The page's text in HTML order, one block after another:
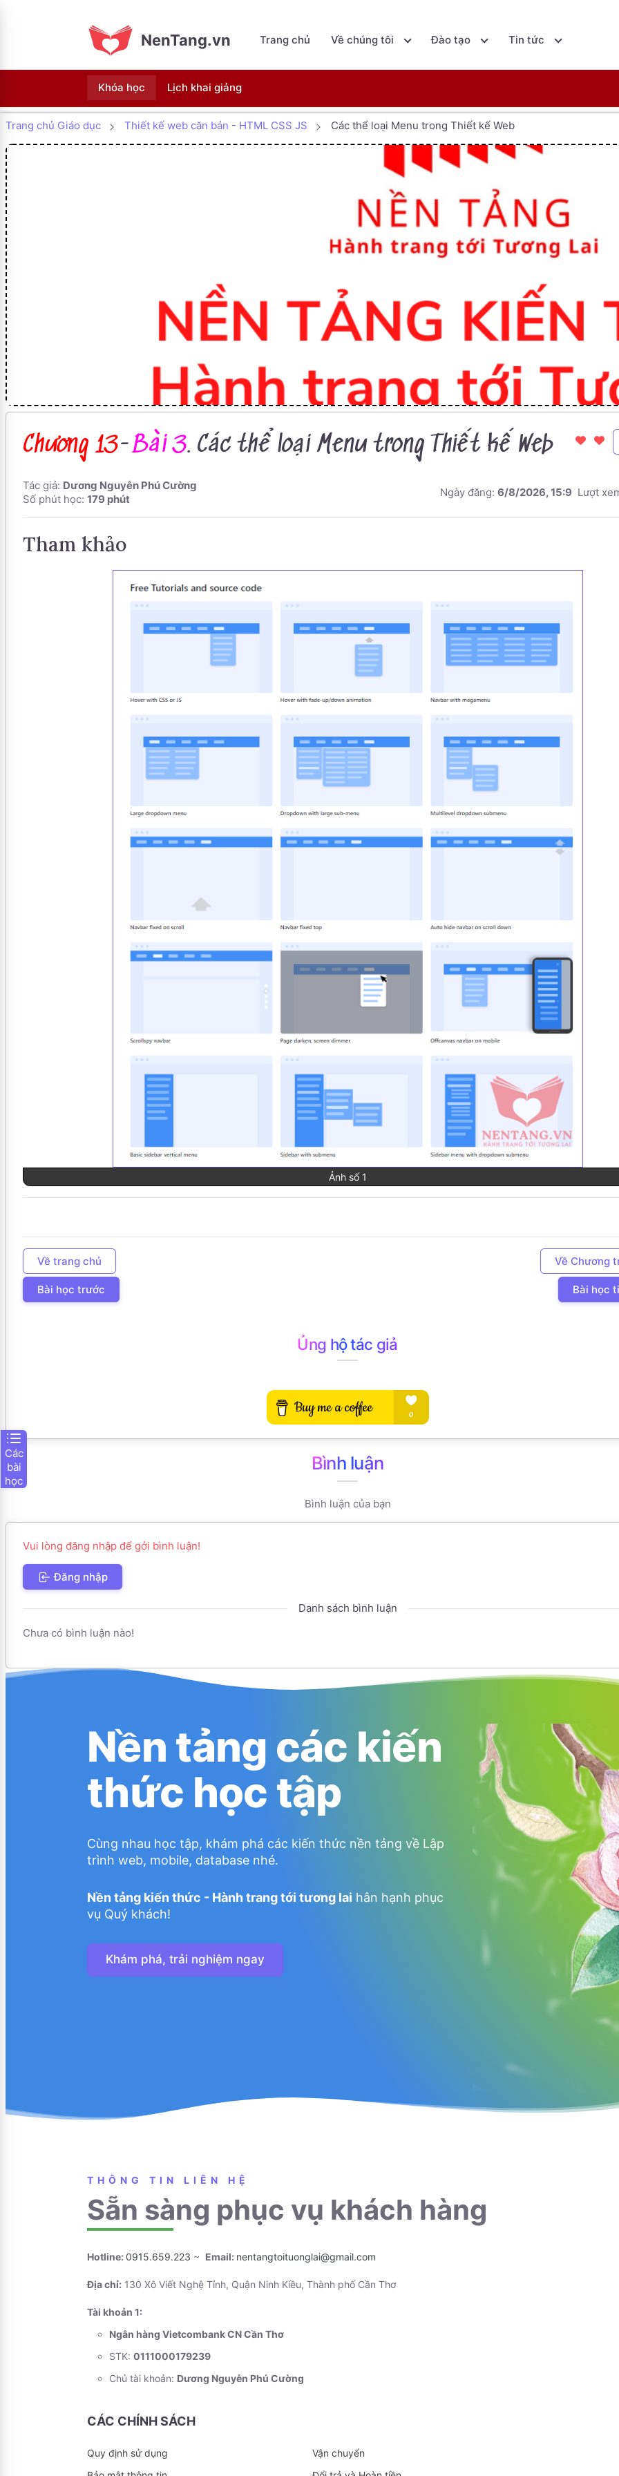
NenTang.vn Trang chủ Về chúng tôi Đào tạo Tin tức
Khóa học Lịch khai giảng
Trang chủ Giáo dục Thiết kế web căn bản - HTML CSS JS Các thể loại Menu trong Thiết kế Web
Chương 13-Bài 3. Các thể loại Menu trong Thiết kế Web
Tác giả: Dương Nguyễn Phú Cường
Số phút học: 179 phút
Ngày đăng: 6/8/2026, 15:9 Lượt
Tham khảo
Ảnh số 1
Về trang chủ Về Chương
Bài học trước Bài học
Ủng hộ tác giả
Bình luận
Bình luận của bạn
Vui lòng đăng nhập để gởi bình luận!
Đăng nhập
Danh sách bình luận
Chưa có bình luận nào!
Các
bài
học
Nền tảng các kiến
thức học tập
Cùng nhau học tập, khám phá các kiến thức nền tảng về Lập
trình web, mobile, database nhé.
Nền tảng kiến thức - Hành trang tới tương lai hân hạnh phục
vụ Quý khách!
Khám phá, trải nghiệm ngay
THÔNG TIN LIÊN HỆ
Sẵn sàng phục vụ khách hàng
Hotline: 0915.659.223 ~ Email: nentangtoituonglai@gmail.com
Địa chỉ: 130 Xô Viết Nghệ Tỉnh, Quận Ninh Kiều, Thành phố Cần Thơ
Tài khoản 1:
Ngân hàng Vietcombank CN Cần Thơ
STK: 0111000179239
Chủ tài khoản: Dương Nguyễn Phú Cường
CÁC CHÍNH SÁCH
Quy định sử dụng
Vận chuyển